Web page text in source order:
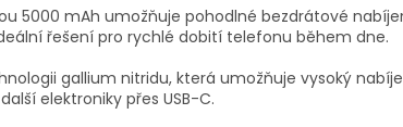
5000 mAh umožňuje pohodlné bezdrátové
řešení pro rychlé dobití telefonu během dne.
gallium nitridu, která umožňuje vysoký
elektroniky přes USB-C.